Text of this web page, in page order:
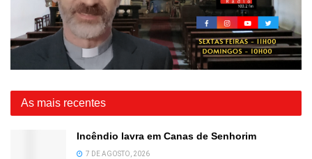
As mais recentes
Incêndio lavra em Canas de Senhorim
7 DE AGOSTO, 2026